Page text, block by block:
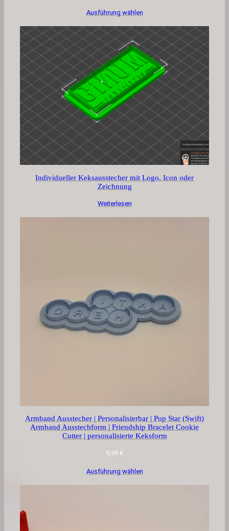
Ausführung wählen
Individueller Keksausstecher mit Logo, Icon oder
Zeichnung
Weiterlesen
Armband Ausstecher | Personalisierbar | Pop Star (Swift)
Armband Ausstechform | Friendship Bracelet Cookie
Cutter | personalisierte Keksform
9,99 €
Ausführung wählen